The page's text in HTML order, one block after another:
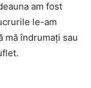
am fost
le-am
mă îndrumați sau